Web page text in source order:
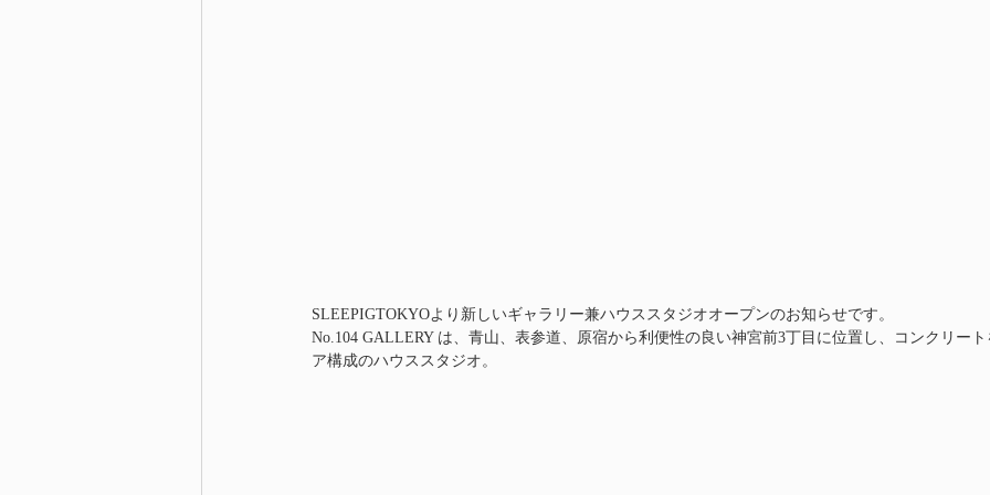
SLEEPIGTOKYOより新しいギャラリー兼ハウススタジオオープンのお知らせです。
No.104 GALLERY は、青山、表参道、原宿から利便性の良い神宮前3丁目に位置し、コンクリー
ア構成のハウススタジオ。